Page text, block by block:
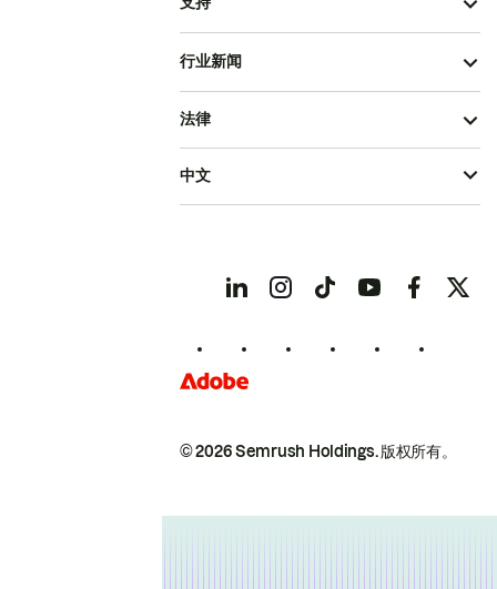
行业新闻
© 2026 Semrush Holdings.版权所有。
法律
中文